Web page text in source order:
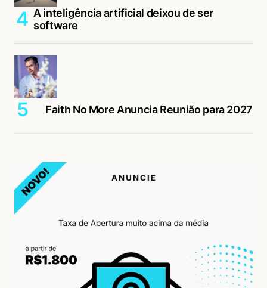
A inteligência artificial deixou de ser
software
Faith No More Anuncia Reunião para 2027